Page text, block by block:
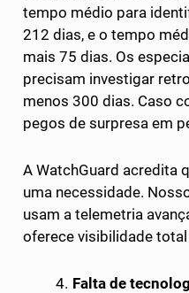
tempo médio para
212 dias, e o tempo
mais 75 dias. Os
precisam investigar
menos 300 dias. Caso
pegos de surpresa em
A WatchGuard acredita
uma necessidade.
usam a telemetria
oferece visibilidade
Falta de